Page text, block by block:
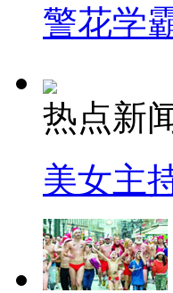
警花学
热点新
美女主